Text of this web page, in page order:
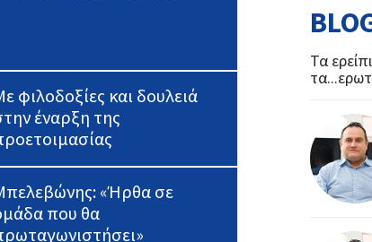
φιλοδοξίες και δουλειά
έναρξη της
«Ήρθα σε
που θα
Τα